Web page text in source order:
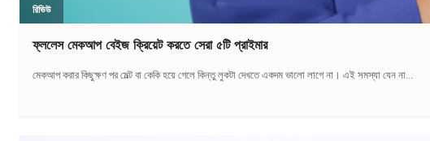
রিভিউ
ফ্ললেস মেকআপ বেইজ ক্রিয়েট করতে সেরা ৫টি প্রাইমার
মেকআপ করার কিছুক্ষণ পর মেল্ট বা কেকি হয়ে গেলে কিন্তু লুকটা দেখতে একদম ভালো লাগে না। এই সমস্যা যেন না...